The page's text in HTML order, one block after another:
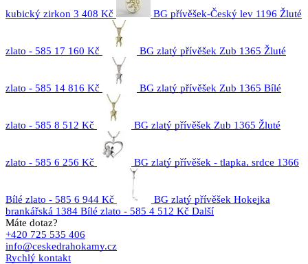
kubický zirkon 3 408 Kč BG přívěšek-Český lev 1196 Žluté
zlato - 585 17 160 Kč BG zlatý přívěšek Zub 1365 Žluté
zlato - 585 14 816 Kč BG zlatý přívěšek Zub 1365 Bílé
zlato - 585 8 512 Kč BG zlatý přívěšek Zub 1365 Žluté
zlato - 585 6 256 Kč BG zlatý přívěšek - tlapka, srdce 1366
Bílé zlato - 585 6 944 Kč
BG zlatý přívěšek Hokejka
brankářská 1384 Bílé zlato - 585 4 512 Kč Další
Máte dotaz?
+420 725 535 406
info@ceskedrahokamy.cz
Rychlý kontakt